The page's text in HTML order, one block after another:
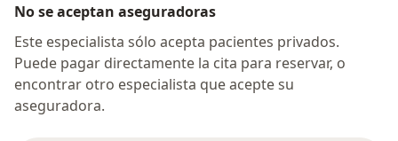
No se aceptan aseguradoras
Este especialista sólo acepta pacientes privados.
Puede pagar directamente la cita para reservar, o
encontrar otro especialista que acepte su
aseguradora.